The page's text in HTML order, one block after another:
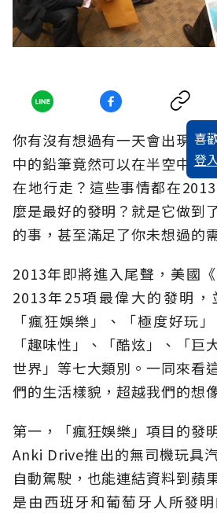
喜
登
你有沒有想過有一天會出現一
中的鉛筆竟然可以在半空中書
在地行走？這些事情都在
麼是最好的發明？就是它做到
的事，甚至滿足了你未想過的
2013年即將進入尾聲，美國
2013年25項最偉大的發明，
「瘋狂娛樂」、「極度好玩
「趣味性」、「酷炫」、「巨
世界」等七大類別。一同來看
們的生活樣貌，超越我們的想
第一，「瘋狂娛樂」項目的發
Anki Drive推出的無司機玩具
自動駕駛，也能連結資料到蘋
是由西班牙和葡萄牙人所發